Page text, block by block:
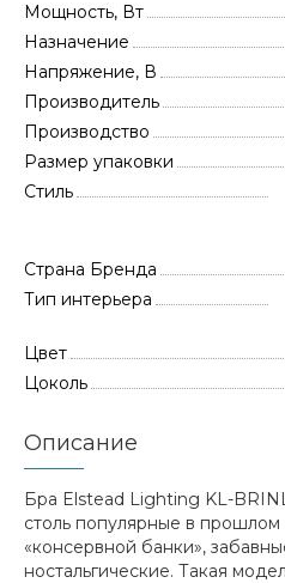
Мощность, Вт
Назначение
Напряжение, В
Производитель
Производство
Размер упаковки
Стиль
Страна Бренда
Тип интерьера
Цвет
Цоколь
Описание
Бра Elstead Lighting KL-
столь популярные в прошлом
«консервной банки»,
ностальгические. Такая